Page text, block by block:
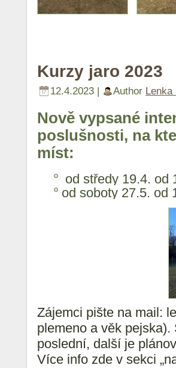
Kurzy jaro 2023
12.4.2023 | Author Lenka
Nově vypsané
poslušnosti, na
míst:
od středy 19.4. od
od soboty 27.5. od
Zájemci pište na mail:
plemeno a věk
poslední, další je
Více info zde v sekci